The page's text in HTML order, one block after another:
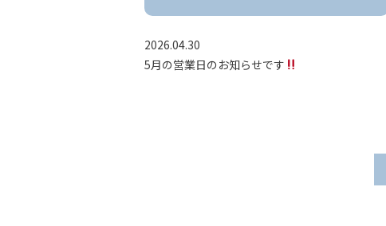
2026.04.30
5月の営業日のお知らせです